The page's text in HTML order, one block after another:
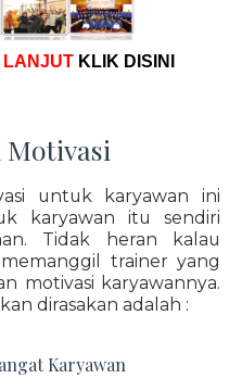
LANJUT KLIK DISINI
untuk karyawan ini
karyawan itu sendiri
Tidak heran kalau
trainer yang
motivasi karyawannya.
dirasakan adalah :
Karyawan